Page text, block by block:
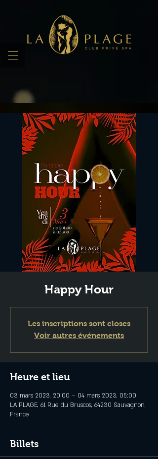
Happy Hour
Les inscriptions sont closes
Voir autres événements
Heure et lieu
03 mars 2023, 20:00 – 04 mars 2023, 05:00
LA PLAGE, 61 Rue du Bruscos, 64230 Sauvagnon,
France
Billets